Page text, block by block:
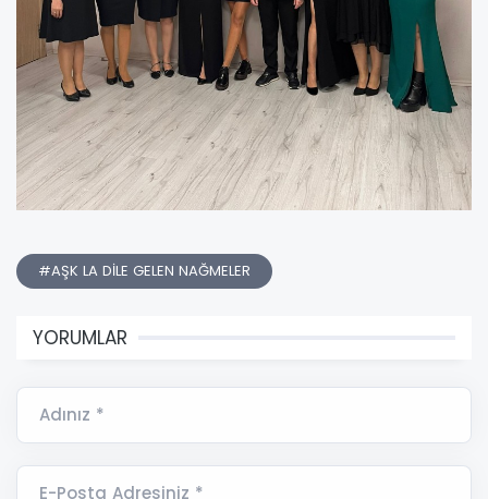
#AŞK LA DİLE GELEN NAĞMELER
YORUMLAR
Adınız *
E-Posta Adresiniz *